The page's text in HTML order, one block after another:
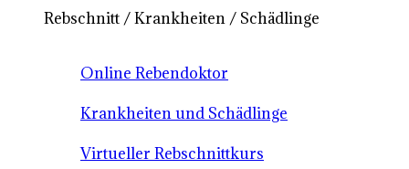
Rebschnitt / Krankheiten / Schädlinge
Online Rebendoktor
Krankheiten und Schädlinge
Virtueller Rebschnittkurs